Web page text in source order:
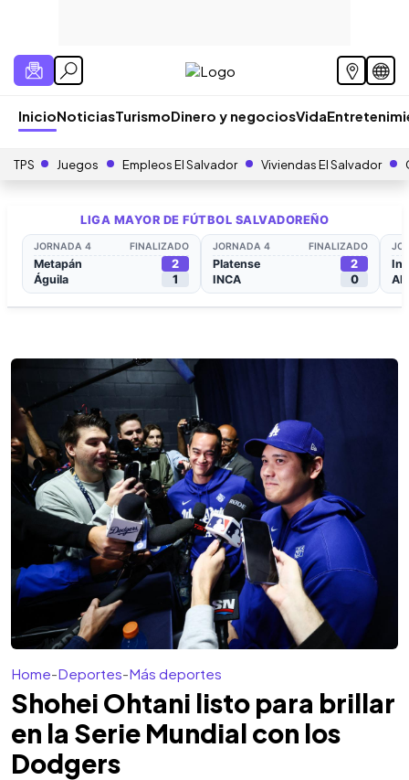
InicioNoticiasTurismoDinero y negociosVida
TPS Juegos Empleos El Salvador Viviendas El Salvador
Home-Deportes-Más deportes
Shohei Ohtani listo para brillar
en la Serie Mundial con los
Dodgers